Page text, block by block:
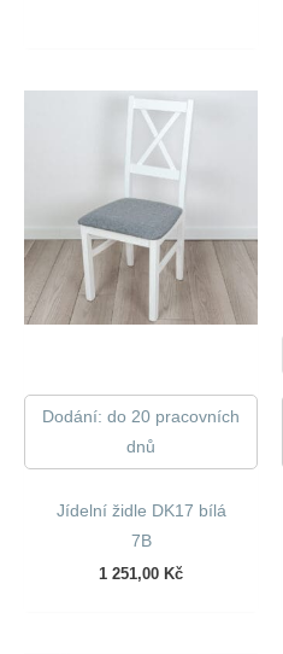
Dodání: do 20 pracovních
dnů
Jídelní židle DK17 bílá
7B
1 251,00 Kč